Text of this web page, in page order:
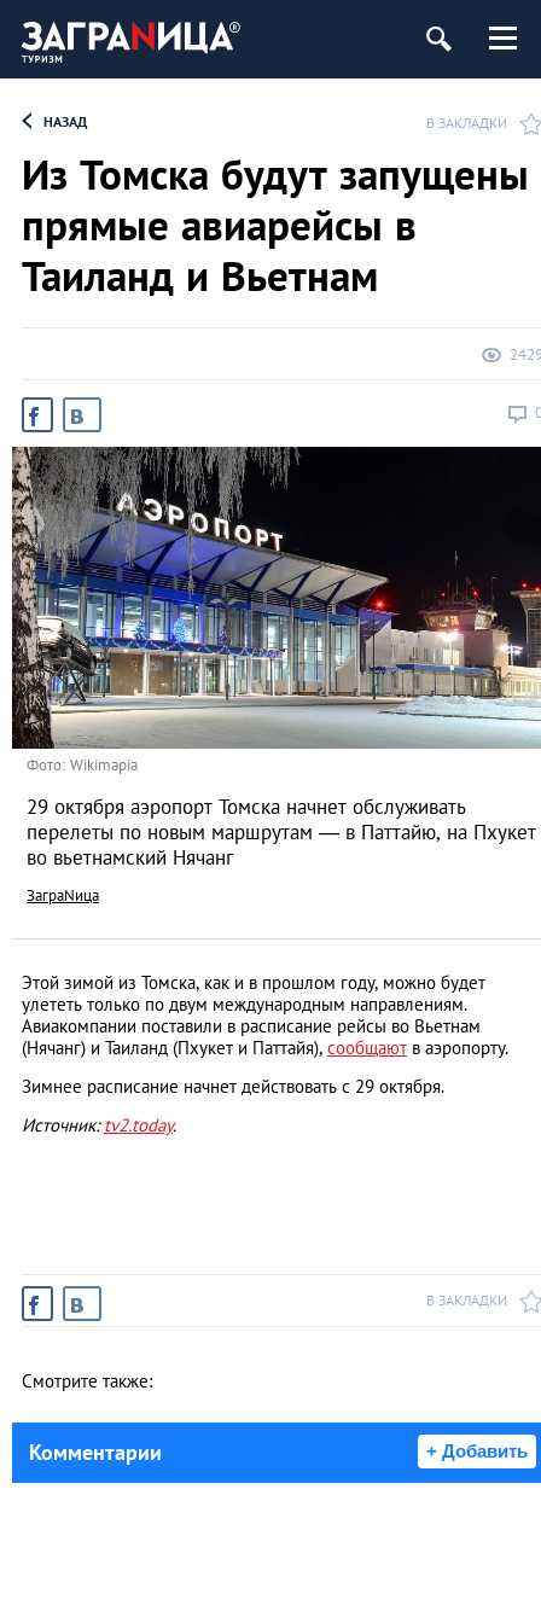
НАЗАД В ЗАКЛАДКИ
Из Томска будут запущены
прямые авиарейсы в
Таиланд и Вьетнам
Фото: Wikimapia
29 октября аэропорт Томска начнет обслуживать
перелеты по новым маршрутам — в Паттайю, на Пхукет
во вьетнамский Нячанг
ЗаграNица
Этой зимой из Томска, как и в прошлом году, можно будет
улететь только по двум международным направлениям.
Авиакомпании поставили в расписание рейсы во Вьетнам
(Нячанг) и Таиланд (Пхукет и Паттайя), сообщают в аэропорту.
Зимнее расписание начнет действовать с 29 октября.
Источник:tv2.today.
В ЗАКЛАДКИ
Смотрите также:
Комментарии + Добавить